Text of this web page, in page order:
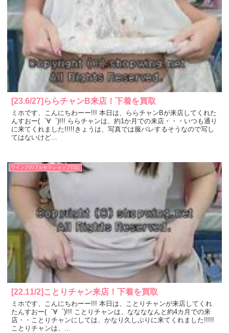
[23.6/27]ららチャンB来店！下着を買取
ミホです、こんにちわーー!!! 本日は、ららチャンBが来店してくれた
んすおー(゜∀゜)!!! ららチャンは、約1か月での来店・・・いつも通り
に来てくれました!!!!!きょうは、写真では服バレするそうなので写し
てはないけど...
ウイングのブルセラショップ日記
[22.11/2]ことりチャン来店！下着を買取
ミホです、こんにちわーー!!! 本日は、ことりチャンが来店してくれ
たんすおー(゜∀゜)!!! ことりチャンは、ななななんと約4カ月での来
店・・ことりチャンにしては、かなり久しぶりに来てくれました!!!!!
ことりチャンは、...